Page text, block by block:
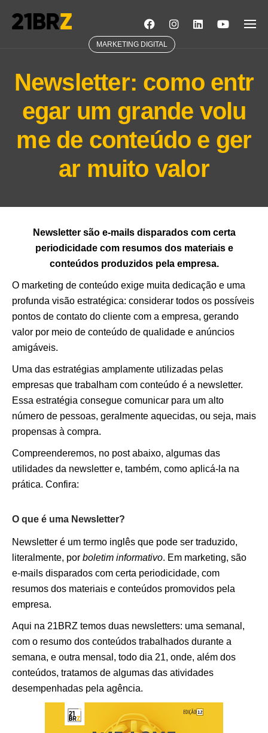
MARKETING DIGITAL
Newsletter: como entr
egar um grande volu
me de conteúdo e ger
ar muito valor
Newsletter são e-mails disparados com certa
periodicidade com resumos dos materiais e
conteúdos produzidos pela empresa.
O marketing de conteúdo exige muita dedicação e uma
profunda visão estratégica: considerar todos os possíveis
pontos de contato do cliente com a empresa, gerando
valor por meio de conteúdo de qualidade e anúncios
amigáveis.
Uma das estratégias amplamente utilizadas pelas
empresas que trabalham com conteúdo é a newsletter.
Essa estratégia consegue comunicar para um alto
número de pessoas, geralmente aquecidas, ou seja, mais
propensas à compra.
Compreenderemos, no post abaixo, algumas das
utilidades da newsletter e, também, como aplicá-la na
prática. Confira:
O que é uma Newsletter?
Newsletter é um termo inglês que pode ser traduzido,
literalmente, por boletim informativo. Em marketing, são
e-mails disparados com certa periodicidade, com
resumos dos materiais e conteúdos promovidos pela
empresa.
Aqui na 21BRZ temos duas newsletters: uma semanal,
com o resumo dos conteúdos trabalhados durante a
semana, e outra mensal, todo dia 21, onde, além dos
conteúdos, tratamos de algumas das atividades
desempenhadas pela agência.